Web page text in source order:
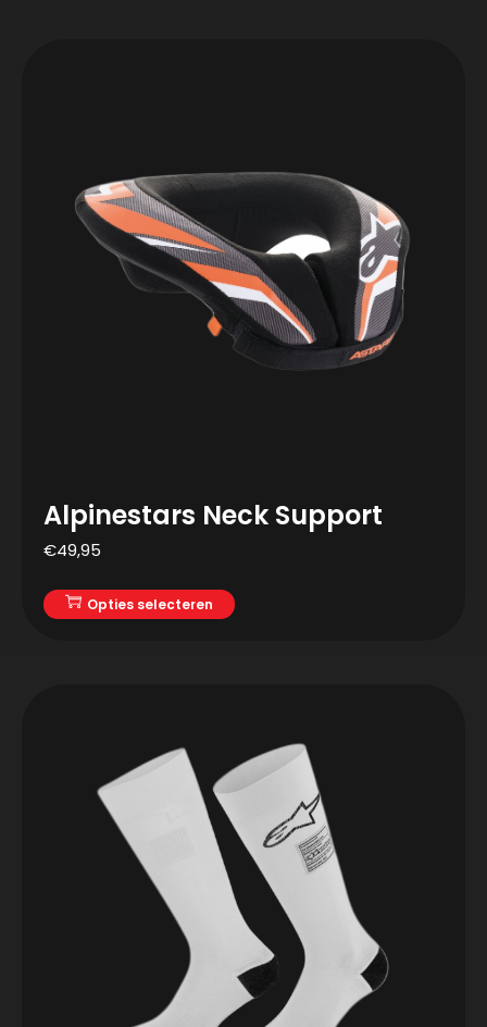
Alpinestars Neck Support
€49,95
Opties selecteren